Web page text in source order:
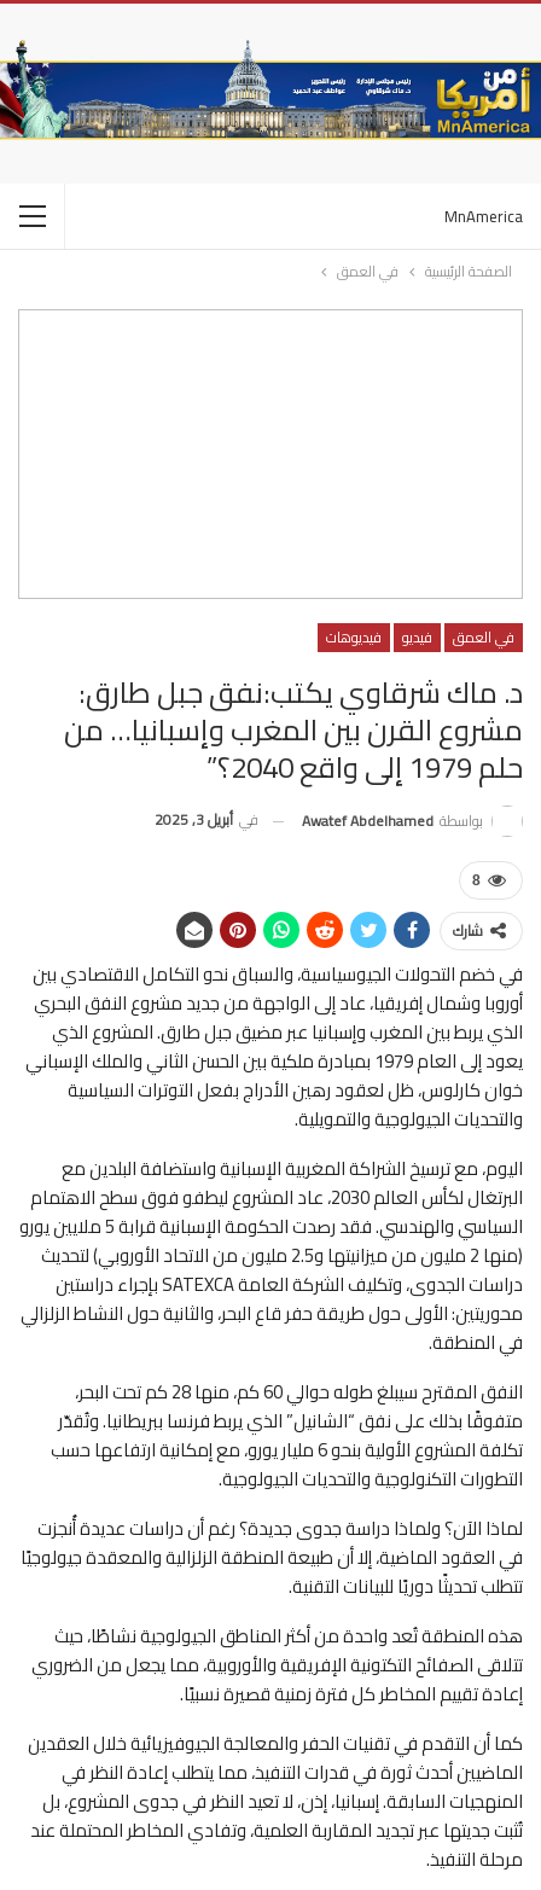
MnAmerica
الصفحة الرئيسية في العمق
في العمق فيديو فيديوهات
د. ماك شرقاوي يكتب:نفق جبل طارق:
مشروع القرن بين المغرب وإسبانيا… من
حلم 1979 إلى واقع 2040؟”
بواسطة Awatef Abdelhamed في أبريل 3, 2025
8
شارك
في خضم التحولات الجيوسياسية، والسباق نحو التكامل الاقتصادي بين
أوروبا وشمال إفريقيا، عاد إلى الواجهة من جديد مشروع النفق البحري
الذي يربط بين المغرب وإسبانيا عبر مضيق جبل طارق. المشروع الذي
يعود إلى العام 1979 بمبادرة ملكية بين الحسن الثاني والملك الإسباني
خوان كارلوس، ظل لعقود رهين الأدراج بفعل التوترات السياسية
والتحديات الجيولوجية والتمويلية.
اليوم، مع ترسيخ الشراكة المغربية الإسبانية واستضافة البلدين مع
البرتغال لكأس العالم 2030، عاد المشروع ليطفو فوق سطح الاهتمام
السياسي والهندسي. فقد رصدت الحكومة الإسبانية قرابة 5 ملايين يورو
(منها 2 مليون من ميزانيتها و2.5 مليون من الاتحاد الأوروبي) لتحديث
دراسات الجدوى، وتكليف الشركة العامة SATEXCA بإجراء دراستين
محوريتين: الأولى حول طريقة حفر قاع البحر، والثانية حول النشاط الزلزالي
في المنطقة.
النفق المقترح سيبلغ طوله حوالي 60 كم، منها 28 كم تحت البحر،
متفوقًا بذلك على نفق “الشانيل” الذي يربط فرنسا ببريطانيا. وتُقدّر
تكلفة المشروع الأولية بنحو 6 مليار يورو، مع إمكانية ارتفاعها حسب
التطورات التكنولوجية والتحديات الجيولوجية.
لماذا الآن؟ ولماذا دراسة جدوى جديدة؟ رغم أن دراسات عديدة أُنجزت
في العقود الماضية، إلا أن طبيعة المنطقة الزلزالية والمعقدة جيولوجيًا
تتطلب تحديثًا دوريًا للبيانات التقنية.
هذه المنطقة تُعد واحدة من أكثر المناطق الجيولوجية نشاطًا، حيث
تتلاقى الصفائح التكتونية الإفريقية والأوروبية، مما يجعل من الضروري
إعادة تقييم المخاطر كل فترة زمنية قصيرة نسبيًا.
كما أن التقدم في تقنيات الحفر والمعالجة الجيوفيزيائية خلال العقدين
الماضيين أحدث ثورة في قدرات التنفيذ، مما يتطلب إعادة النظر في
المنهجيات السابقة. إسبانيا، إذن، لا تعيد النظر في جدوى المشروع، بل
تُثبت جديتها عبر تجديد المقاربة العلمية، وتفادي المخاطر المحتملة عند
مرحلة التنفيذ.